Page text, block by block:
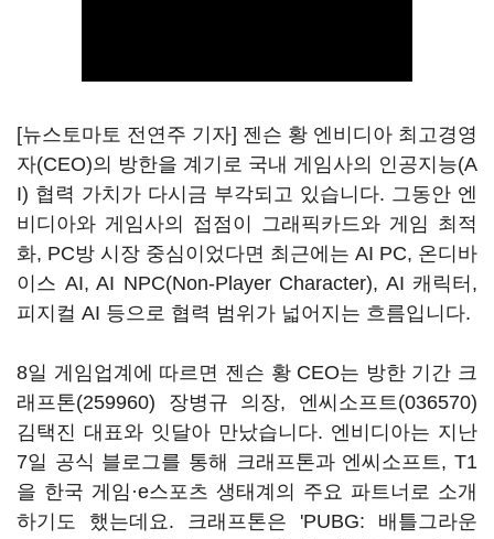
[뉴스토마토 전연주 기자] 젠슨 황 엔비디아 최고경영
자(CEO)의 방한을 계기로 국내 게임사의 인공지능(A
I) 협력 가치가 다시금 부각되고 있습니다. 그동안 엔
비디아와 게임사의 접점이 그래픽카드와 게임 최적
화, PC방 시장 중심이었다면 최근에는 AI PC, 온디바
이스 AI, AI NPC(Non-Player Character), AI 캐릭터,
피지컬 AI 등으로 협력 범위가 넓어지는 흐름입니다.
8일 게임업계에 따르면 젠슨 황 CEO는 방한 기간 크
래프톤(259960) 장병규 의장, 엔씨소프트(036570)
김택진 대표와 잇달아 만났습니다. 엔비디아는 지난
7일 공식 블로그를 통해 크래프톤과 엔씨소프트, T1
을 한국 게임·e스포츠 생태계의 주요 파트너로 소개
하기도 했는데요. 크래프톤은 'PUBG: 배틀그라운